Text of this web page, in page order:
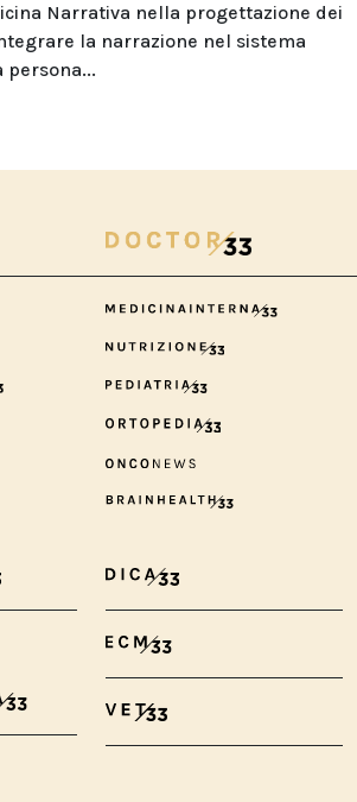
Narrativa nella progettazione dei
la narrazione nel sistema
persona...